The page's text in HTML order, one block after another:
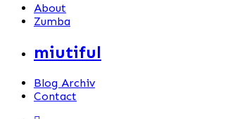
About
Zumba
miutiful
Blog Archiv
Contact